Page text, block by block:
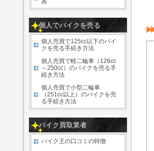
表
個人でバイクを売る
個人売買で125cc以下のバイ
クを売る手続き方法
個人売買で軽二輪車（126cc
～250cc）のバイクを売る手
続き方法
個人売買で小型二輪車
（251cc以上）のバイクを売
る手続き方法
バイク買取業者
バイク王の口コミの特徴